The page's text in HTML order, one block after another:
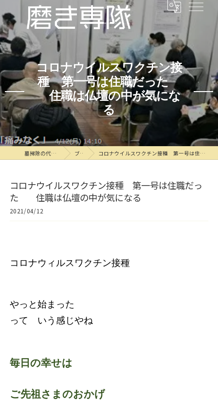
コロナウイルスワクチン接
種 第一号は住職だった
住職は仏壇の中が気にな
る
墓掃除の代行なら磨き専隊 ブログ コロナウイルスワクチン接種 第一号は住職だった 住職は仏壇の中が気になる
コロナウイルスワクチン接種 第一号は住職だっ
た 住職は仏壇の中が気になる
2021/04/12
コロナウィルスワクチン接種
やっと始まった
って いう感じやね
毎日の幸せは
ご先祖さまのおかげ